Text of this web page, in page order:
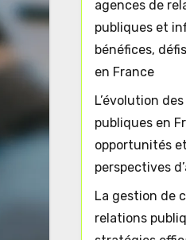
agences de
publiques et
bénéfices,
en France
L’évolution
publiques en
opportunités et
perspectives
La gestion de
relations